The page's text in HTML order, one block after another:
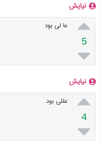
نیایش

5

عا لی بود
نیایش

4

عللی بود